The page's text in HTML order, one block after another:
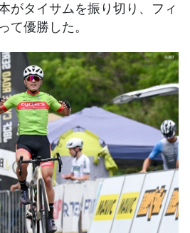
がタイサムを振り切り、フィ
て優勝した。